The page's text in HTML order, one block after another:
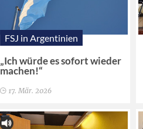
FSJ in Argentinien
„Ich würde es sofort wieder
machen!“
17. Mär. 2026